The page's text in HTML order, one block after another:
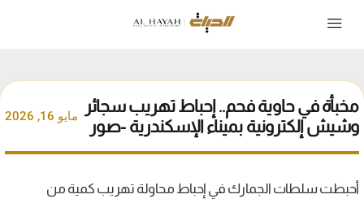
مخبأة في حاوية فحم.. إحباط تهريب سجائر
وشيش إلكترونية بميناء الإسكندرية -صور
مايو 16, 2026
أحبطت سلطات الجمارك في إحباط محاولة تهريب كمية من